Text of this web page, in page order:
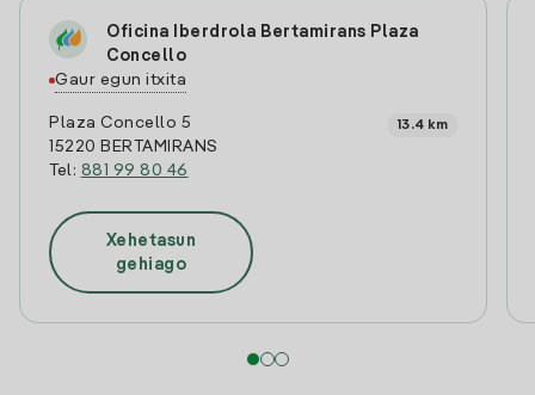
Oficina Iberdrola Bertamirans Plaza
Concello
Gaur egun itxita
Plaza Concello 5
15220 BERTAMIRANS
Tel: 881 99 80 46
13.4 km
Xehetasun
gehiago